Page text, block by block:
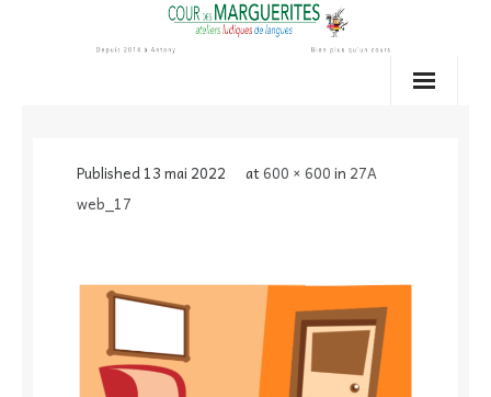
Published13 mai 2022 at600 × 600in 27A
web_17